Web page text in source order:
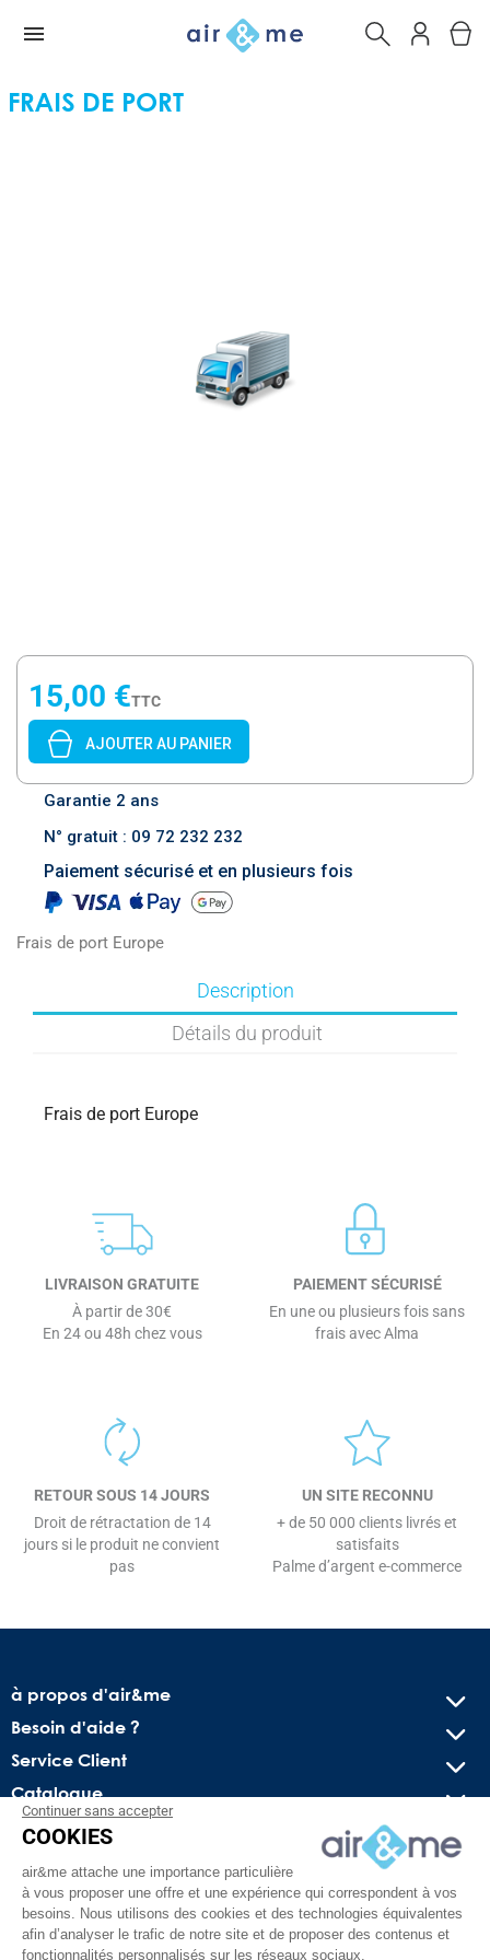
FRAIS DE PORT
15,00 €TTC
AJOUTER AU PANIER
Garantie 2 ans
N° gratuit : 09 72 232 232
Paiement sécurisé et en plusieurs fois
Frais de port Europe
Description
Détails du produit
Frais de port Europe
LIVRAISON GRATUITE
À partir de 30€
En 24 ou 48h chez vous
PAIEMENT SÉCURISÉ
En une ou plusieurs fois sans
frais avec Alma
RETOUR SOUS 14 JOURS
Droit de rétractation de 14
jours si le produit ne convient
pas
UN SITE RECONNU
+ de 50 000 clients livrés et
satisfaits
Palme d’argent e-commerce
à propos d'air&me
Besoin d'aide ?
Service Client
Catalogue
Recevez nos offres spéciales !
Conseils pratiques, bons plans exclusifs et actus sur l’air
intérieur. Pas de spam, juré !
Continuer sans accepter
COOKIES
air&me attache une importance particulière
à vous proposer une offre et une expérience qui correspondent à vos
besoins. Nous utilisons des cookies et des technologies équivalentes
afin d’analyser le trafic de notre site et de proposer des contenus et
fonctionnalités personnalisés sur les réseaux sociaux.